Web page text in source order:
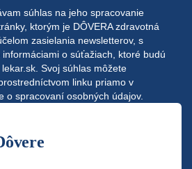
súhlas na jeho spracovanie
ktorým je DÔVERA zdravotná
zasielania newsletterov, s
o súťažiach, ktoré budú
lekar.sk. Svoj súhlas môžete
linku priamo v
o spracovaní osobných údajov.